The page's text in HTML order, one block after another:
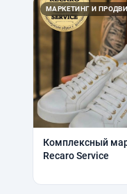
МАРКЕТИНГ И
Комплексный
Recaro Serviсе